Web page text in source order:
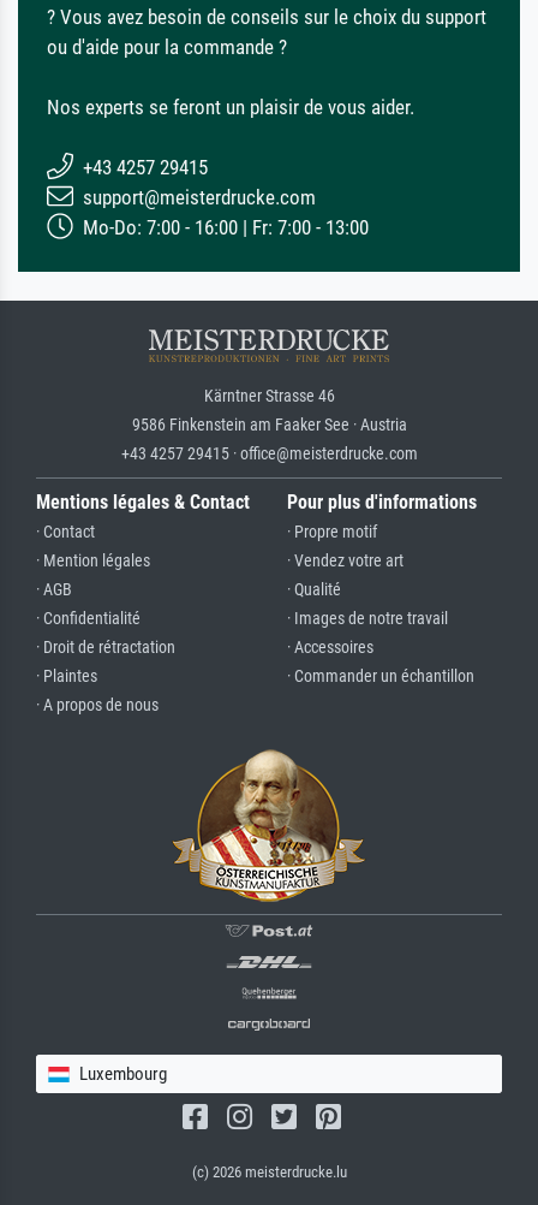
? Vous avez besoin de conseils sur le choix du support
ou d'aide pour la commande ?
Nos experts se feront un plaisir de vous aider.
+43 4257 29415
support@meisterdrucke.com
Mo-Do: 7:00 - 16:00 | Fr: 7:00 - 13:00
Kärntner Strasse 46
9586 Finkenstein am Faaker See · Austria
+43 4257 29415 · office@meisterdrucke.com
Mentions légales & Contact
· Contact
· Mention légales
· AGB
· Confidentialité
· Droit de rétractation
· Plaintes
· A propos de nous
Pour plus d'informations
· Propre motif
· Vendez votre art
· Qualité
· Images de notre travail
· Accessoires
· Commander un échantillon
Luxembourg
(c) 2026 meisterdrucke.lu